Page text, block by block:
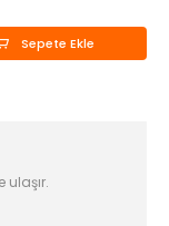
Sepete Ekle
ulaşır.